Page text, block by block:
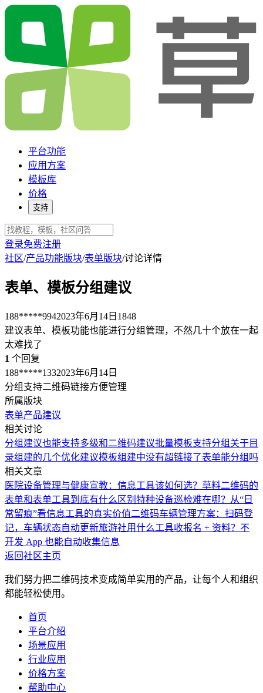
平台功能
应用方案
模板库
价格
支持
登录免费注册
社区/产品功能版块/表单版块/讨论详情
表单、模板分组建议
188*****9942023年6月14日 1848
建议表单、模板功能也能进行分组管理，不然几十个放在一起
太难找了
1 个回复
188*****1332023年6月14日
分组支持二维码链接方便管理
所属版块
表单产品建议
相关讨论
分组建议也能支持多级和二维码建议批量模板支持分组 关于目
录组建的几个优化建议模板组建中没有超链接了表单能分组吗
相关文章
医院设备管理与健康宣教：信息工具该如何选？ 草料二维码的
表单和表单工具到底有什么区别 特种设备巡检难在哪？从“日
常留痕”看信息工具的真实价值二维码车辆管理方案：扫码登
记，车辆状态自动更新旅游社用什么工具收报名 + 资料？不
开发 App 也能自动收集信息
返回社区主页
我们努力把二维码技术变成简单实用的产品，让每个人和组织
都能轻松使用。
首页
平台介绍
场景应用
行业应用
价格方案
帮助中心